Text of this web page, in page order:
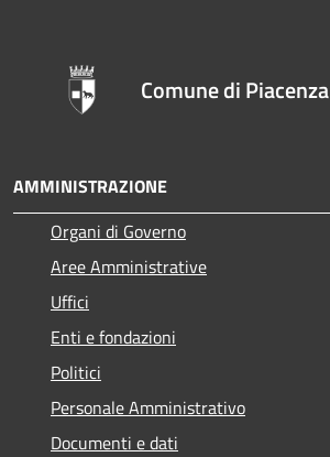
Comune di Piacenza
AMMINISTRAZIONE
Organi di Governo
Aree Amministrative
Uffici
Enti e fondazioni
Politici
Personale Amministrativo
Documenti e dati